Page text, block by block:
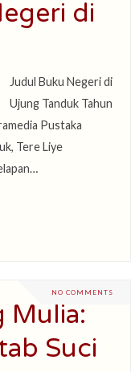
di
Judul Buku Negeri di
Ujung Tanduk Tahun
Pustaka
Tere Liye
NO COMMENTS
Mulia:
Suci